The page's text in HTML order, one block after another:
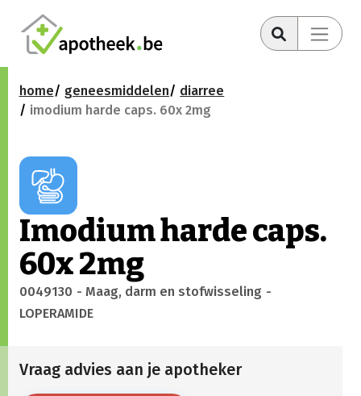
home geneesmiddelen
diarree
imodium harde caps. 60x 2mg
Imodium harde caps.
60x 2mg
0049130 - Maag, darm en stofwisseling -
LOPERAMIDE
Vraag advies aan je apotheker